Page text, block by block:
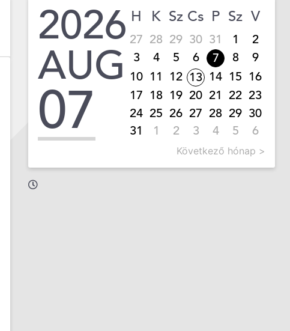
2026
AUG
07
H K Sz Cs P Sz V
27 28 29 30 31 1
2
3
4 5 6 7 8
9
10 11 12 13 14 15 16
17 18 19 20 21 22 23
24 25 26 27 28 29 30
31
1 2 3 4 5 6
Következő hónap >